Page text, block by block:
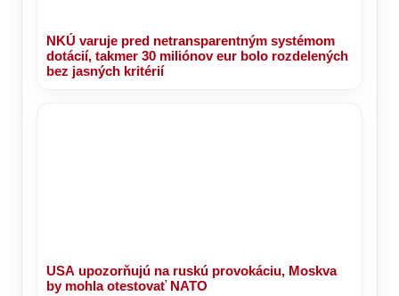
NKÚ varuje pred netransparentným systémom
dotácií, takmer 30 miliónov eur bolo rozdelených
bez jasných kritérií
USA upozorňujú na ruskú provokáciu, Moskva
by mohla otestovať NATO